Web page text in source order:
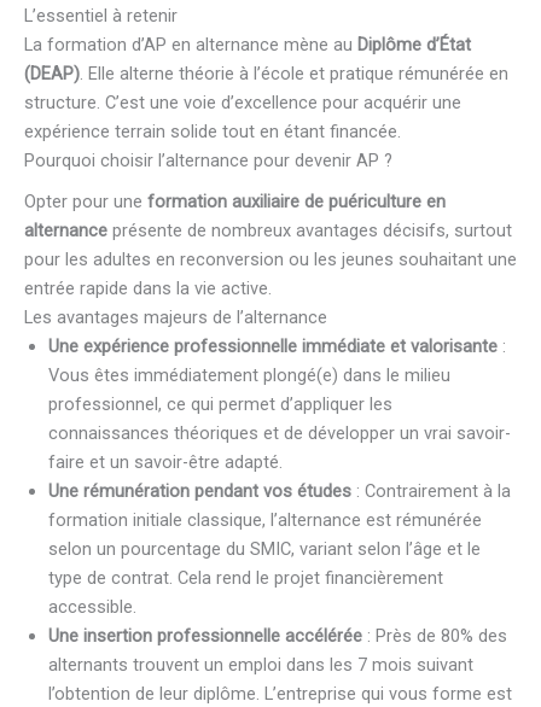
L’essentiel à retenir
La formation d’AP en alternance mène au Diplôme d’État
(DEAP). Elle alterne théorie à l’école et pratique rémunérée en
structure. C’est une voie d’excellence pour acquérir une
expérience terrain solide tout en étant financée.
Pourquoi choisir l’alternance pour devenir AP ?
Opter pour une formation auxiliaire de puériculture en
alternance présente de nombreux avantages décisifs, surtout
pour les adultes en reconversion ou les jeunes souhaitant une
entrée rapide dans la vie active.
Les avantages majeurs de l’alternance
Une expérience professionnelle immédiate et valorisante :
Vous êtes immédiatement plongé(e) dans le milieu
professionnel, ce qui permet d’appliquer les
connaissances théoriques et de développer un vrai savoir-
faire et un savoir-être adapté.
Une rémunération pendant vos études : Contrairement à la
formation initiale classique, l’alternance est rémunérée
selon un pourcentage du SMIC, variant selon l’âge et le
type de contrat. Cela rend le projet financièrement
accessible.
Une insertion professionnelle accélérée : Près de 80% des
alternants trouvent un emploi dans les 7 mois suivant
l’obtention de leur diplôme. L’entreprise qui vous forme est